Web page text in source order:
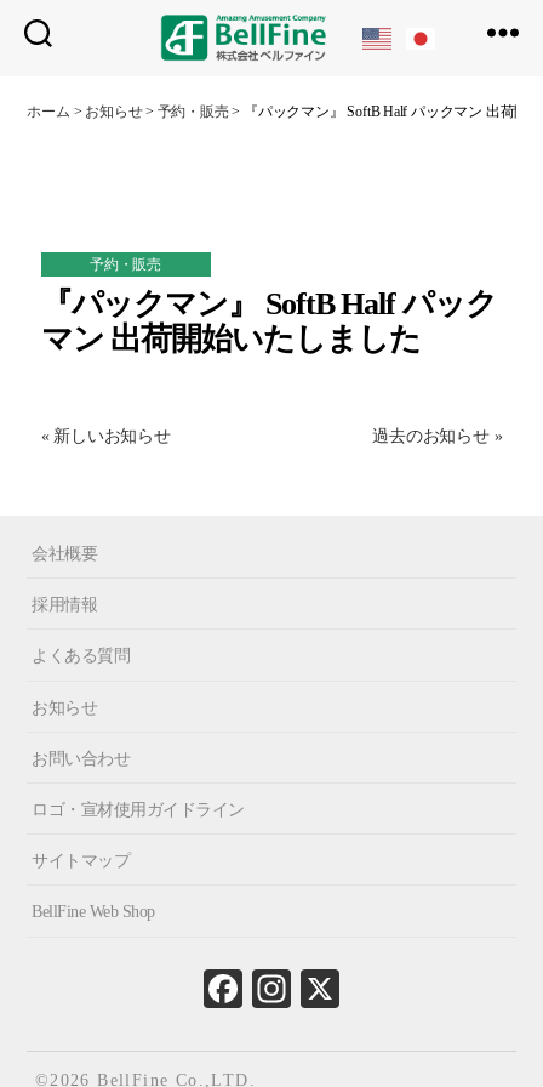
フ
ホーム > お知らせ> 予約・販売> 『パックマン』 SoftB Half パックマン 出荷開
予約・販売
『パックマン』 SoftB Half パック
マン 出荷開始いたしました
« 新しいお知らせ 過去のお知らせ »
会社概要
採用情報
よくある質問
お知らせ
お問い合わせ
ロゴ・宣材使用ガイドライン
サイトマップ
BellFine Web Shop
Fa
ce
ok
In
st
©2026 BellFine Co.,LTD.